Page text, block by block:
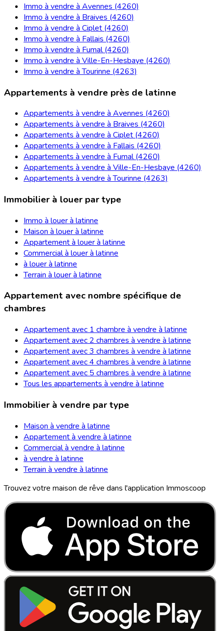
Immo à vendre à Avennes (4260)
Immo à vendre à Braives (4260)
Immo à vendre à Ciplet (4260)
Immo à vendre à Fallais (4260)
Immo à vendre à Fumal (4260)
Immo à vendre à Ville-En-Hesbaye (4260)
Immo à vendre à Tourinne (4263)
Appartements à vendre près de latinne
Appartements à vendre à Avennes (4260)
Appartements à vendre à Braives (4260)
Appartements à vendre à Ciplet (4260)
Appartements à vendre à Fallais (4260)
Appartements à vendre à Fumal (4260)
Appartements à vendre à Ville-En-Hesbaye (4260)
Appartements à vendre à Tourinne (4263)
Immobilier à louer par type
Immo à louer à latinne
Maison à louer à latinne
Appartement à louer à latinne
Commercial à louer à latinne
à louer à latinne
Terrain à louer à latinne
Appartement avec nombre spécifique de
chambres
Appartement avec 1 chambre à vendre à latinne
Appartement avec 2 chambres à vendre à latinne
Appartement avec 3 chambres à vendre à latinne
Appartement avec 4 chambres à vendre à latinne
Appartement avec 5 chambres à vendre à latinne
Tous les appartements à vendre à latinne
Immobilier à vendre par type
Maison à vendre à latinne
Appartement à vendre à latinne
Commercial à vendre à latinne
à vendre à latinne
Terrain à vendre à latinne
Trouvez votre maison de rêve dans l'application Immoscoop